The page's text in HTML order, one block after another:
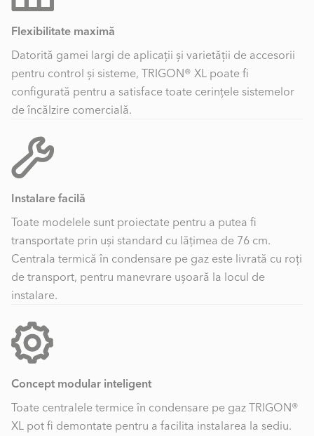
Flexibilitate maximă
Datorită gamei largi de aplicații și varietății de accesorii
pentru control și sisteme, TRIGON® XL poate fi
configurată pentru a satisface toate cerințele sistemelor
de încălzire comercială.
Instalare facilă
Toate modelele sunt proiectate pentru a putea fi
transportate prin uși standard cu lățimea de 76 cm.
Centrala termică în condensare pe gaz este livrată cu roți
de transport, pentru manevrare ușoară la locul de
instalare.
Concept modular inteligent
Toate centralele termice în condensare pe gaz TRIGON®
XL pot fi demontate pentru a facilita instalarea la sediu.